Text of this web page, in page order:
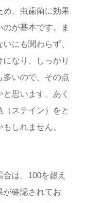
め、虫歯菌に効果
が基本です。ま
にも関わらず、
なり、しっかり
多いので、その点
思います。あく
ステイン）をと
しれません。
は、100を超え
が確認されてお